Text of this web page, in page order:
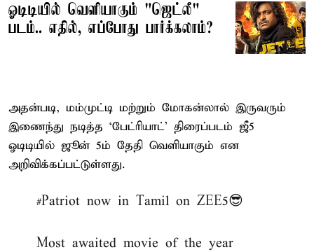
ஓடிடியில் வெளியாகும் "ஜெட்லீ"
படம்.. எதில், எப்போது பார்க்கலாம்?
அதன்படி, மம்முட்டி மற்றும் மோகன்லால் இருவரும்
இணைந்து நடித்த `பேட்ரியாட்' திரைப்படம் ஜீ5
ஓடிடியில் ஜூன் 5ம் தேதி வெளியாகும் என
அறிவிக்கப்பட்டுள்ளது.
#Patriot now in Tamil on ZEE5😎
Most awaited movie of the year